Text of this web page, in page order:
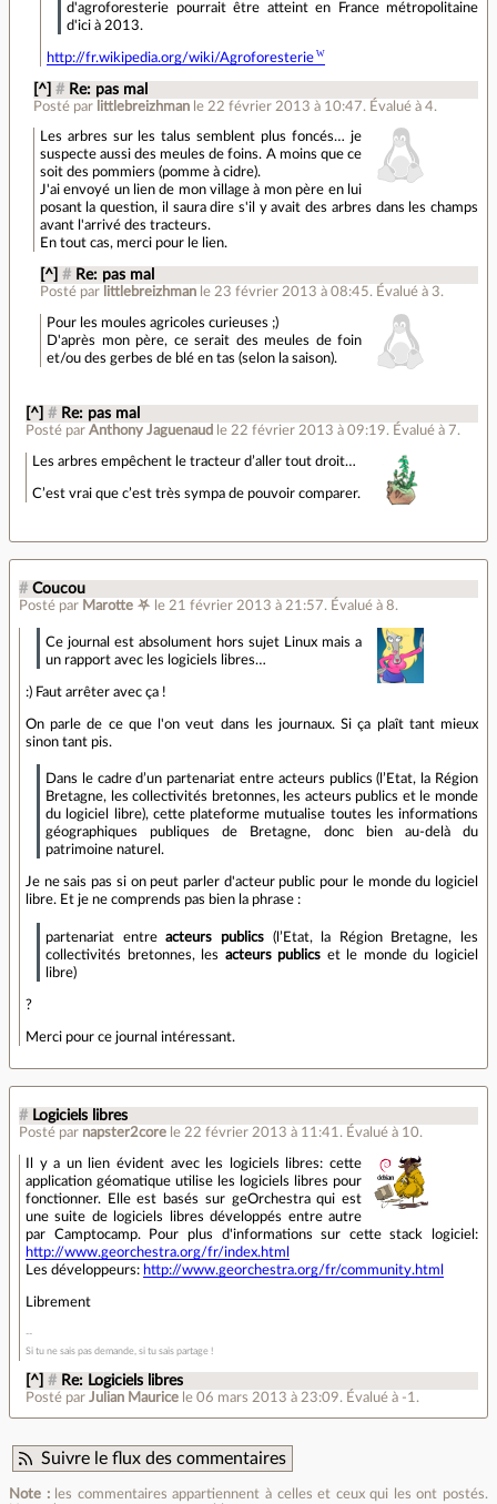
d'agroforesterie pourrait être atteint en France métropolitaine
d'ici à 2013.
http://fr.wikipedia.org/wiki/Agroforesterie
[^] # Re: pas mal
Posté par littlebreizhman le 22 février 2013 à 10:47. Évalué à 4.
Les arbres sur les talus semblent plus foncés… je
suspecte aussi des meules de foins. A moins que ce
soit des pommiers (pomme à cidre).
J'ai envoyé un lien de mon village à mon père en lui
posant la question, il saura dire s'il y avait des arbres dans les champs
avant l'arrivé des tracteurs.
En tout cas, merci pour le lien.
[^] # Re: pas mal
Posté par littlebreizhman le 23 février 2013 à 08:45. Évalué à 3.
Pour les moules agricoles curieuses ;)
D'après mon père, ce serait des meules de foin
et/ou des gerbes de blé en tas (selon la saison).
[^] # Re: pas mal
Posté parAnthony Jaguenaud le 22 février 2013 à 09:19. Évalué à 7.
Les arbres empêchent le tracteur d’aller tout droit…
C’est vrai que c’est très sympa de pouvoir comparer.
# Coucou
Posté par Marotte ⛧ le 21 février 2013 à 21:57. Évalué à 8.
Ce journal est absolument hors sujet Linux mais a
un rapport avec les logiciels libres…
:) Faut arrêter avec ça !
On parle de ce que l'on veut dans les journaux. Si ça plaît tant mieux
sinon tant pis.
Dans le cadre d’un partenariat entre acteurs publics (l’Etat, la Région
Bretagne, les collectivités bretonnes, les acteurs publics et le monde
du logiciel libre), cette plateforme mutualise toutes les informations
géographiques publiques de Bretagne, donc bien au-delà du
patrimoine naturel.
Je ne sais pas si on peut parler d'acteur public pour le monde du logiciel
libre. Et je ne comprends pas bien la phrase :
partenariat entreacteurs publics(l’Etat, la Région Bretagne, les
collectivités bretonnes, les acteurs publics et le monde du logiciel
libre)
?
Merci pour ce journal intéressant.
# Logiciels libres
Posté par napster2core le 22 février 2013 à 11:41. Évalué à 10.
Il y a un lien évident avec les logiciels libres: cette
application géomatique utilise les logiciels libres pour
fonctionner. Elle est basés sur geOrchestra qui est
une suite de logiciels libres développés entre autre
par Camptocamp. Pour plus d'informations sur cette stack logiciel:
http://www.georchestra.org/fr/index.html
Les développeurs: http://www.georchestra.org/fr/community.html
Librement
Si tu ne sais pas demande, si tu sais partage !
[^] # Re: Logiciels libres
Posté parJulian Maurice le 06 mars 2013 à 23:09. Évalué à -1 .
Suivre le flux des commentaires
Note :les commentaires appartiennent à celles et ceux qui les ont postés.